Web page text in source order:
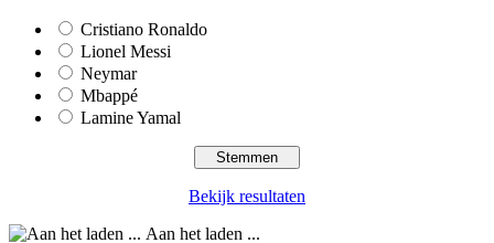
Cristiano Ronaldo
Lionel Messi
Neymar
Mbappé
Lamine Yamal
Bekijk resultaten
Aan het laden ...